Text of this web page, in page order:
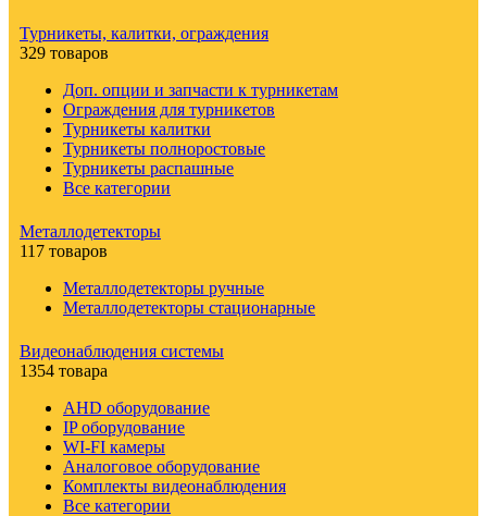
Турникеты, калитки, ограждения
329 товаров
Доп. опции и запчасти к турникетам
Ограждения для турникетов
Турникеты калитки
Турникеты полноростовые
Турникеты распашные
Все категории
Металлодетекторы
117 товаров
Металлодетекторы ручные
Металлодетекторы стационарные
Видеонаблюдения cистемы
1354 товара
AHD оборудование
IP оборудование
WI-FI камеры
Аналоговое оборудование
Комплекты видеонаблюдения
Все категории